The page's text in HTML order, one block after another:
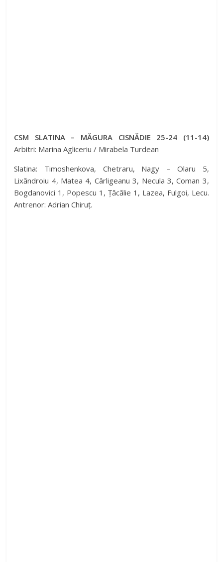
CSM SLATINA – MĂGURA CISNĂDIE 25-24 (11-14)
Arbitri: Marina Agliceriu / Mirabela Turdean
Slatina: Timoshenkova, Chetraru, Nagy – Olaru 5,
Lixăndroiu 4, Matea 4, Cârligeanu 3, Necula 3, Coman 3,
Bogdanovici 1, Popescu 1, Țăcălie 1, Lazea, Fulgoi, Lecu.
Antrenor: Adrian Chiruț.